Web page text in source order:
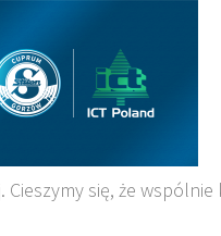
Cieszymy się, że